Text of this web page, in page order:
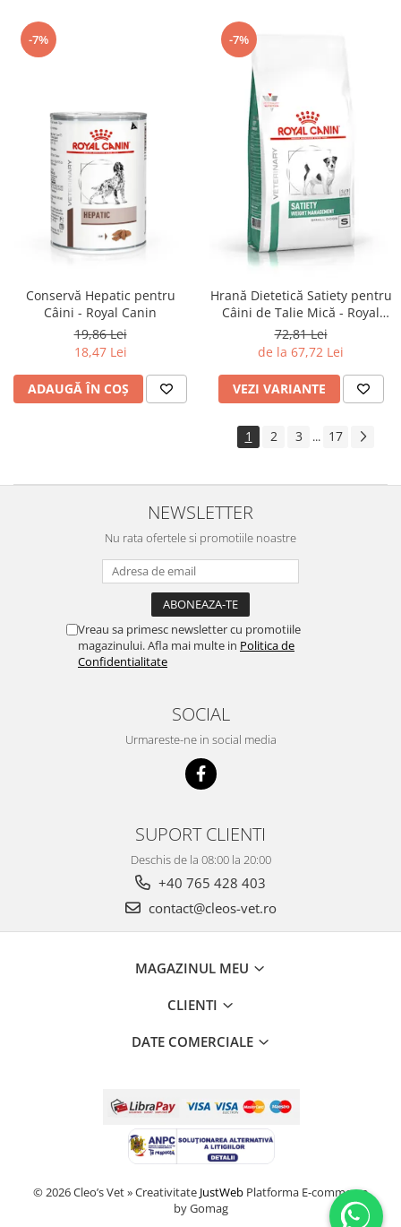
-7%
Conservă Hepatic pentru
Câini - Royal Canin
19,86 Lei
18,47 Lei
ADAUGĂ ÎN COȘ
-7%
Hrană Dietetică Satiety pentru
Câini de Talie Mică - Royal
Canin
72,81 Lei
de la 67,72 Lei
VEZI VARIANTE
1 2 3 ... 17
NEWSLETTER
Nu rata ofertele si promotiile noastre
Vreau sa primesc newsletter cu promotiile
magazinului. Afla mai multe in Politica de
Confidentialitate
SOCIAL
Urmareste-ne in social media
SUPORT CLIENTI
Deschis de la 08:00 la 20:00
+40 765 428 403
contact@cleos-vet.ro
MAGAZINUL MEU
CLIENTI
DATE COMERCIALE
© 2026 Cleo’s Vet » Creativitate JustWeb Platforma E-commerce
by Gomag